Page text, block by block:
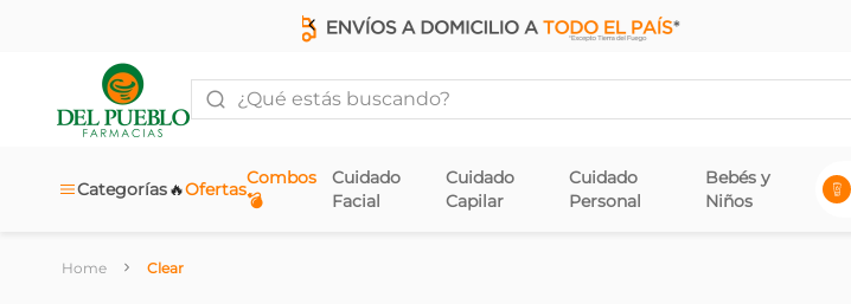
¿Qué estás buscando?
Categorías Ofertas
🔥
Combos
💣
Cuidado
Facial
Cuidado
Capilar
Cuidado
Personal
Bebés y
Niños
Clear